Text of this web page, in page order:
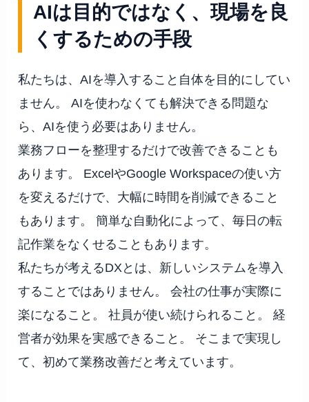
AIは目的ではなく、現場を良
くするための手段
私たちは、AIを導入すること自体を目的にしてい
ません。 AIを使わなくても解決できる問題な
ら、AIを使う必要はありません。
業務フローを整理するだけで改善できることも
あります。 ExcelやGoogle Workspaceの使い方
を変えるだけで、大幅に時間を削減できること
もあります。 簡単な自動化によって、毎日の転
記作業をなくせることもあります。
私たちが考えるDXとは、新しいシステムを導入
することではありません。 会社の仕事が実際に
楽になること。 社員が使い続けられること。 経
営者が効果を実感できること。 そこまで実現し
て、初めて業務改善だと考えています。